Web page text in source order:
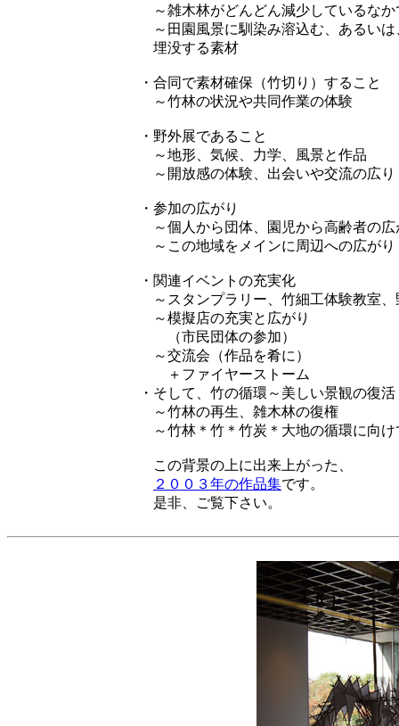
～雑木林がどんどん減少しているなか
～田園風景に馴染み溶込む、あるいは
埋没する素材
・合同で素材確保（竹切り）すること
～竹林の状況や共同作業の体験
・野外展であること
～地形、気候、力学、風景と作品
～開放感の体験、出会いや交流の広り
・参加の広がり
～個人から団体、園児から高齢者の広
～この地域をメインに周辺への広がり
・関連イベントの充実化
～スタンプラリー、竹細工体験教室、
～模擬店の充実と広がり
（市民団体の参加）
～交流会（作品を肴に）
＋ファイヤーストーム
・そして、竹の循環～美しい景観の復活
～竹林の再生、雑木林の復権
～竹林＊竹＊竹炭＊大地の循環に向け
この背景の上に出来上がった、
２００３年の作品集です。
是非、ご覧下さい。